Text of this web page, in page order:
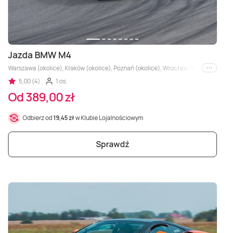
Jazda BMW M4
Warszawa (okolice), Kraków (okolice), Poznań (okolice), Wrocław (okolice),
i inne
5,00 (4)
1 os.
Od 389,00 zł
Odbierz od19,45 złw Klubie Lojalnościowym
Sprawdź